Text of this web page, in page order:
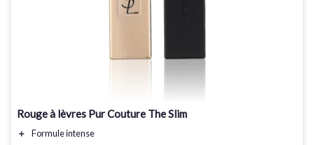
Rouge à lèvres Pur Couture The Slim
＋ Formuleintense